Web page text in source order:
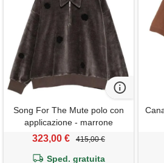
Song For The Mute polo con
applicazione - marrone
323,00 € 415,00 €
Sped. gratuita